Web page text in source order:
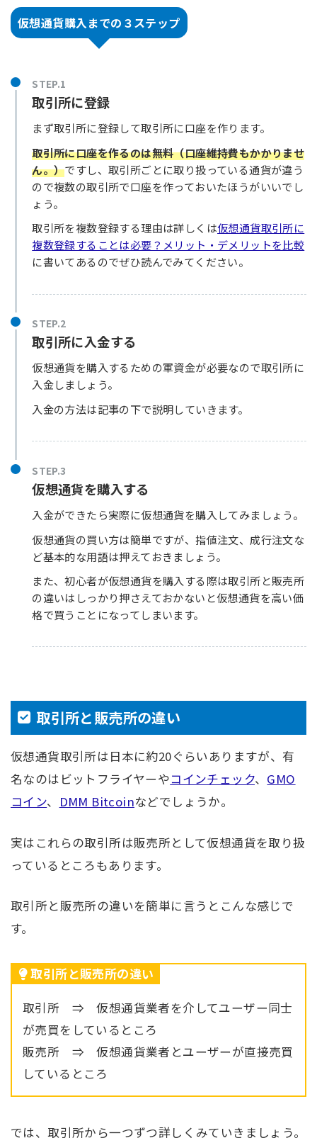
仮想通貨購入までの３ステップ
STEP.1
取引所に登録
まず取引所に登録して取引所に口座を作ります。
取引所に口座を作るのは無料（口座維持費もかかりませ
ん。）ですし、取引所ごとに取り扱っている通貨が違う
ので複数の取引所で口座を作っておいたほうがいいでし
ょう。
取引所を複数登録する理由は詳しくは仮想通貨取引所に
複数登録することは必要？メリット・デメリットを比較
に書いてあるのでぜひ読んでみてください。
STEP.2
取引所に入金する
仮想通貨を購入するための軍資金が必要なので取引所に
入金しましょう。
入金の方法は記事の下で説明していきます。
STEP.3
仮想通貨を購入する
入金ができたら実際に仮想通貨を購入してみましょう。
仮想通貨の買い方は簡単ですが、指値注文、成行注文な
ど基本的な用語は押えておきましょう。
また、初心者が仮想通貨を購入する際は取引所と販売所
の違いはしっかり押さえておかないと仮想通貨を高い価
格で買うことになってしまいます。
取引所と販売所の違い
仮想通貨取引所は日本に約20ぐらいありますが、有
名なのはビットフライヤーやコインチェック、 GMO
コイン、 DMM Bitcoinなどでしょうか。
実はこれらの取引所は販売所として仮想通貨を取り扱
っているところもあります。
取引所と販売所の違いを簡単に言うとこんな感じで
す。
取引所と販売所の違い
取引所 ⇒ 仮想通貨業者を介してユーザー同士
が売買をしているところ
販売所 ⇒ 仮想通貨業者とユーザーが直接売買
しているところ
では、取引所から一つずつ詳しくみていきましょう。